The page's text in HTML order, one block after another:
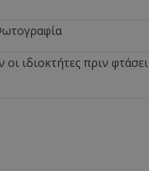
ιδιοκτήτες πριν φτάσει